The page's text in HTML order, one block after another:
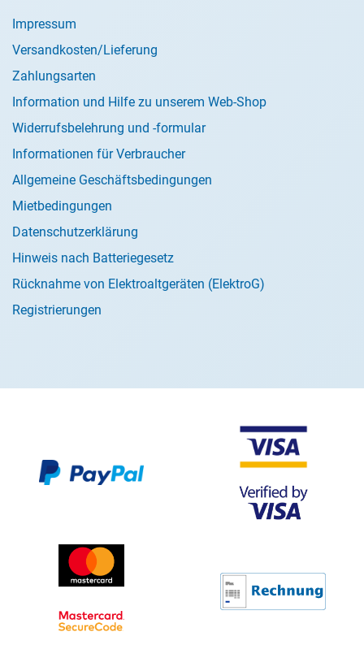
Impressum
Versandkosten/Lieferung
Zahlungsarten
Information und Hilfe zu unserem Web-Shop
Widerrufsbelehrung und -formular
Informationen für Verbraucher
Allgemeine Geschäftsbedingungen
Mietbedingungen
Datenschutzerklärung
Hinweis nach Batteriegesetz
Rücknahme von Elektroaltgeräten (ElektroG)
Registrierungen